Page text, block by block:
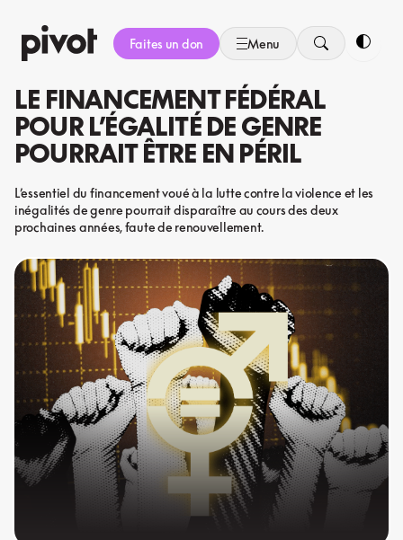
au
contenu
Faites un don Menu
LE FINANCEMENT FÉDÉRAL
POUR L’ÉGALITÉ DE GENRE
POURRAIT ÊTRE EN PÉRIL
L’essentiel du financement voué à la lutte contre la violence et les
inégalités de genre pourrait disparaître au cours des deux
prochaines années, faute de renouvellement.